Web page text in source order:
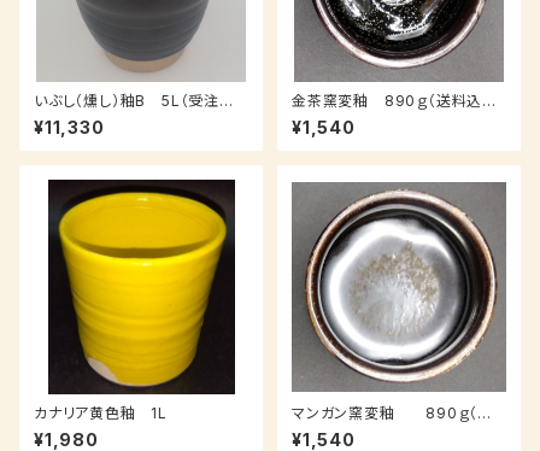
いぶし（燻し）釉B 5L（受注後、
3～7日後発送）
¥11,330
金茶窯変釉 890ｇ（送料込み：
クロネコパケット、受注後7～14
日納品）
¥1,540
カナリア黄色釉 1L
¥1,980
マンガン窯変釉 890ｇ（送
料込み：クロネコパケット）
¥1,540